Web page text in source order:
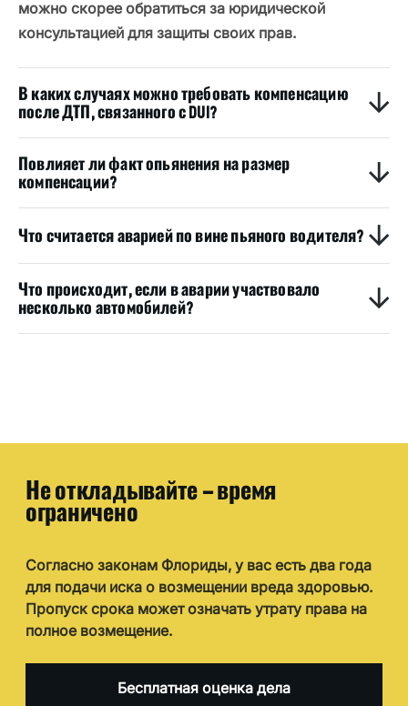
можно скорее обратиться за юридической
консультацией для защиты своих прав.
В каких случаях можно требовать компенсацию
после ДТП, связанного с DUI?
Повлияет ли факт опьянения на размер
компенсации?
Что считается аварией по вине пьяного водителя?
Что происходит, если в аварии участвовало
несколько автомобилей?
Не откладывайте – время
ограничено
Согласно законам Флориды, у вас есть два года
для подачи иска о возмещении вреда здоровью.
Пропуск срока может означать утрату права на
полное возмещение.
Бесплатная оценка дела